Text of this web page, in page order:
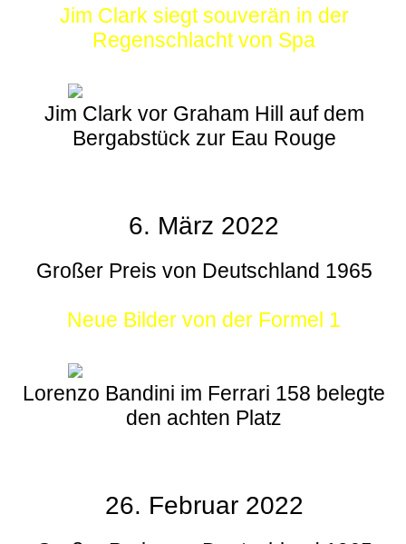
Jim Clark siegt souverän in der
Regenschlacht von Spa
Jim Clark vor Graham Hill auf dem
Bergabstück zur Eau Rouge
6. März 2022
Großer Preis von Deutschland 1965
Neue Bilder von der Formel 1
Lorenzo Bandini im Ferrari 158 belegte
den achten Platz
26. Februar 2022